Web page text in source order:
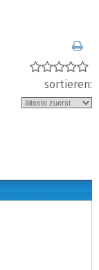
sortieren: